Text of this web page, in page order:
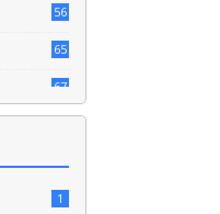
56
65
67
31